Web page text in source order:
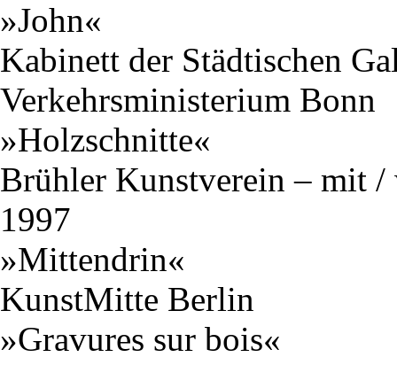
»John«
Kabinett der Städtischen
Verkehrsministerium Bonn
»Holzschnitte«
Brühler Kunstverein – mit
1997
»Mittendrin«
KunstMitte Berlin
»Gravures sur bois«